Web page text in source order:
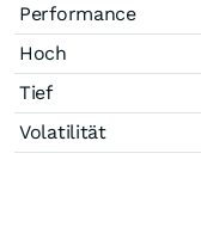
Performance
Hoch
Tief
Volatilität